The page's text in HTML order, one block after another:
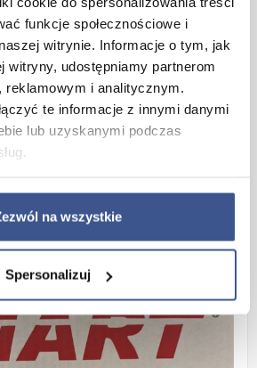
funkcje społecznościowe i
witrynie. Informacje o tym, jak
witryny, udostępniamy partnerom
reklamowym i analitycznym.
te informacje z innymi danymi
lub uzyskanymi podczas
na wszystkie
Spersonalizuj